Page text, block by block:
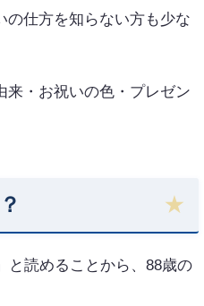
の仕方を知らない方も少な
来・お祝いの色・プレゼン
と読めることから、88歳の